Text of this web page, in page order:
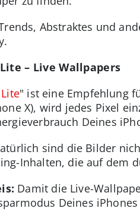
Abstraktes und
– Live Wallpapers
" ist eine Empfehlung
X), wird jedes Pixel
Deines
sind die Bilder
Inhalten, die auf dem
Damit die Live-
Deines